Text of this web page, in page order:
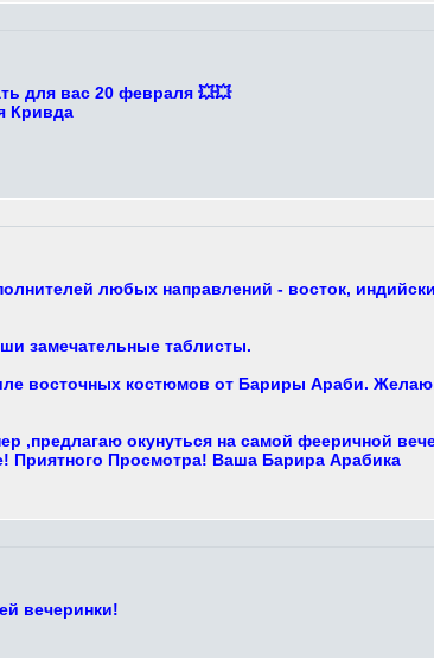
для вас 20 февраля 💥💥
Кривда
любых направлений - восток,
замечательные таблисты.
восточных костюмов от Бариры Араби.
,предлагаю окунуться на самой фееричной
Приятного Просмотра! Ваша Барира Арабика
вечеринки!